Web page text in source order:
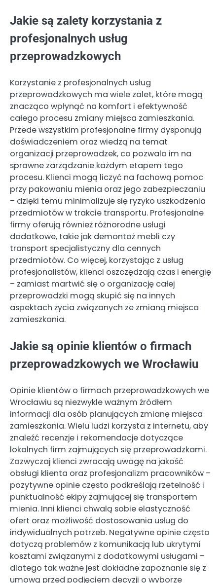
Jakie są zalety korzystania z
profesjonalnych usług
przeprowadzkowych
Korzystanie z profesjonalnych usług
przeprowadzkowych ma wiele zalet, które mogą
znacząco wpłynąć na komfort i efektywność
całego procesu zmiany miejsca zamieszkania.
Przede wszystkim profesjonalne firmy dysponują
doświadczeniem oraz wiedzą na temat
organizacji przeprowadzek, co pozwala im na
sprawne zarządzanie każdym etapem tego
procesu. Klienci mogą liczyć na fachową pomoc
przy pakowaniu mienia oraz jego zabezpieczaniu
– dzięki temu minimalizuje się ryzyko uszkodzenia
przedmiotów w trakcie transportu. Profesjonalne
firmy oferują również różnorodne usługi
dodatkowe, takie jak demontaż mebli czy
transport specjalistyczny dla cennych
przedmiotów. Co więcej, korzystając z usług
profesjonalistów, klienci oszczędzają czas i energię
– zamiast martwić się o organizację całej
przeprowadzki mogą skupić się na innych
aspektach życia związanych ze zmianą miejsca
zamieszkania.
Jakie są opinie klientów o firmach
przeprowadzkowych we Wrocławiu
Opinie klientów o firmach przeprowadzkowych we
Wrocławiu są niezwykle ważnym źródłem
informacji dla osób planujących zmianę miejsca
zamieszkania. Wielu ludzi korzysta z internetu, aby
znaleźć recenzje i rekomendacje dotyczące
lokalnych firm zajmujących się przeprowadzkami.
Zazwyczaj klienci zwracają uwagę na jakość
obsługi klienta oraz profesjonalizm pracowników –
pozytywne opinie często podkreślają rzetelność i
punktualność ekipy zajmującej się transportem
mienia. Inni klienci chwalą sobie elastyczność
ofert oraz możliwość dostosowania usług do
indywidualnych potrzeb. Negatywne opinie często
dotyczą problemów z komunikacją lub ukrytymi
kosztami związanymi z dodatkowymi usługami –
dlatego tak ważne jest dokładne zapoznanie się z
umową przed podjęciem decyzji o wyborze